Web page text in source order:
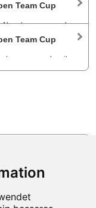
Team Cup
wurde
28. September 2024
und
Team Cup
wurde mit
September 2023 bei